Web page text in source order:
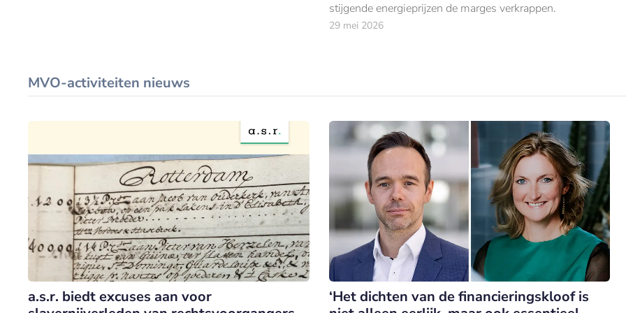
stijgende energieprijzen de marges verkrappen.
29 mei 2026
MVO-activiteiten nieuws
a.s.r. biedt excuses aan voor
‘Het dichten van de financieringskloof is